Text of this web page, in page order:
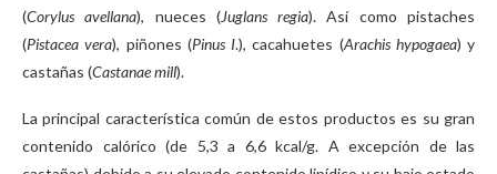
(Corylus avellana), nueces (Juglans regia). Así como pistaches
(Pistacea vera), piñones (Pinus I.), cacahuetes (Arachis hypogaea) y
castañas (Castanae mill).
La principal característica común de estos productos es su gran
contenido calórico (de 5,3 a 6,6 kcal/g. A excepción de las